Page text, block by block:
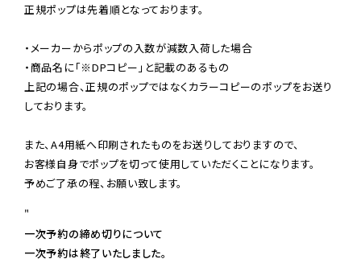
正規ポップは先着順となっております。
・メーカーからポップの入数が減数入荷した場合
・商品名に「※DPコピー」と記載のあるもの
上記の場合、正規のポップではなくカラーコピーのポップをお送り
しております。
また、A4用紙へ印刷されたものをお送りしておりますので、
お客様自身でポップを切って使用していただくことになります。
予めご了承の程、お願い致します。
"
一次予約の締め切りについて
一次予約は終了いたしました。